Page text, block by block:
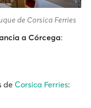
de Corsica Ferries
a Córcega:
de Corsica Ferries: